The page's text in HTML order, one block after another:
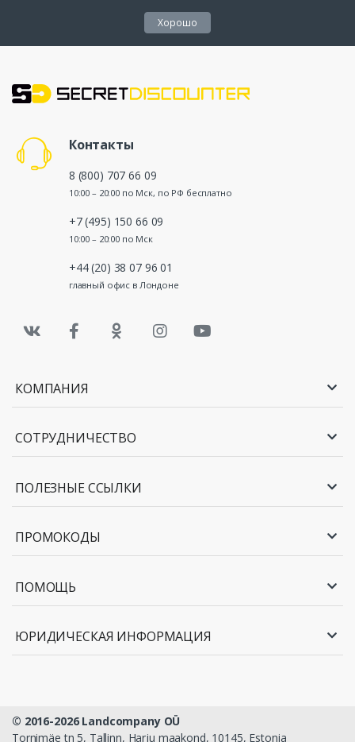
Хорошо
Контакты
8 (800) 707 66 09
10:00 – 20:00 по Мск, по РФ бесплатно
+7 (495) 150 66 09
10:00 – 20:00 по Мск
+44 (20) 38 07 96 01
главный офис в Лондоне
КОМПАНИЯ
СОТРУДНИЧЕСТВО
ПОЛЕЗНЫЕ ССЫЛКИ
ПРОМОКОДЫ
ПОМОЩЬ
ЮРИДИЧЕСКАЯ ИНФОРМАЦИЯ
© 2016-2026 Landcompany OÜ
Tornimäe tn 5, Tallinn, Harju maakond, 10145, Estonia